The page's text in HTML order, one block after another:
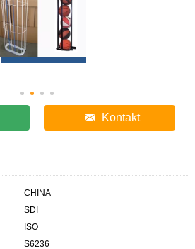
Kontakt
CHINA
SDI
ISO
S6236